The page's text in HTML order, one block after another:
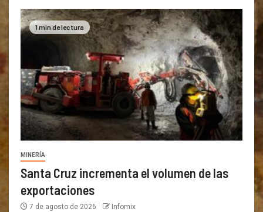
1 min de lectura
MINERÍA
Santa Cruz incrementa el volumen de las
exportaciones
7 de agosto de 2026 Infomix